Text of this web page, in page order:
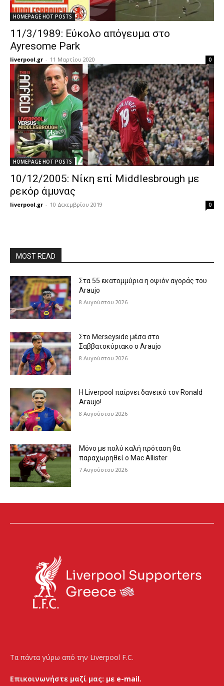
HOMEPAGE HOT POSTS
11/3/1989: Εύκολο απόγευμα στο
Ayresome Park
liverpool.gr - 11 Μαρτίου 2020 0
HOMEPAGE HOT POSTS
10/12/2005: Νίκη επί Middlesbrough με
ρεκόρ άμυνας
liverpool.gr - 10 Δεκεμβρίου 2019 0
MOST READ
Στα 55 εκατομμύρια η οψιόν αγοράς του
Araujo
8 Αυγούστου 2026
Στο Merseyside μέσα στο
Σαββατοκύριακο ο Araujo
8 Αυγούστου 2026
Η Liverpool παίρνει δανεικό τον Ronald
Araujo!
8 Αυγούστου 2026
Μόνο με πολύ καλή πρόταση θα
παραχωρηθεί ο Mac Allister
7 Αυγούστου 2026
Τα πάντα γύρω από την Liverpool F.C.
Επικοινωνήστε μαζί μας: με e-mail.